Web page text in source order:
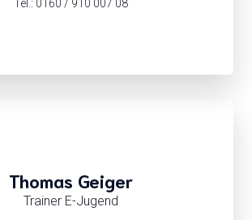
Tel.: 0160 / 910 007 08
Thomas Geiger
Trainer E-Jugend